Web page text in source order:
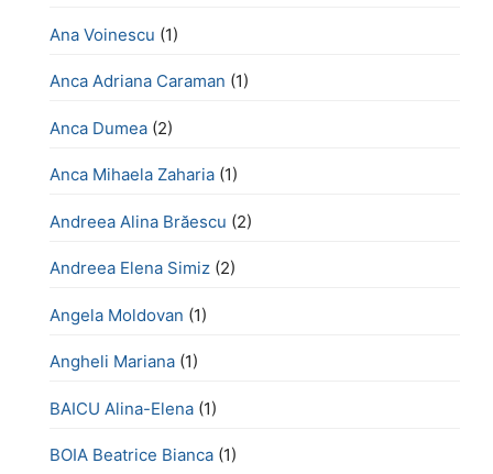
Ana Voinescu (1)
Anca Adriana Caraman (1)
Anca Dumea (2)
Anca Mihaela Zaharia (1)
Andreea Alina Brăescu (2)
Andreea Elena Simiz (2)
Angela Moldovan (1)
Angheli Mariana (1)
BAICU Alina-Elena (1)
BOIA Beatrice Bianca (1)